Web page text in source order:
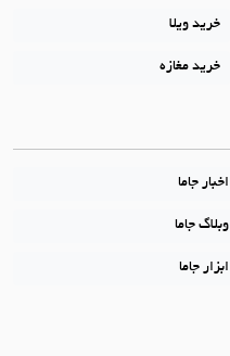
خرید ویلا
خرید مغازه
اخبار جاما
وبلاگ جاما
ابزار جاما